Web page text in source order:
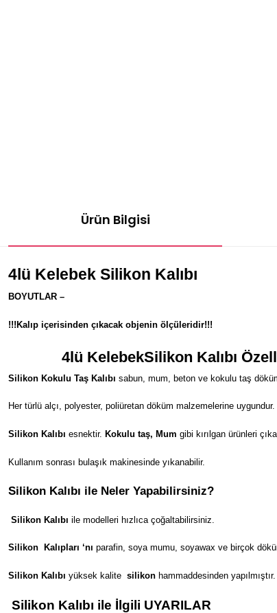
Ürün Bilgisi
4lü Kelebek Silikon Kalıbı
BOYUTLAR –
!!!Kalıp içerisinden çıkacak objenin ölçüleridir!!!
4lü KelebekSilikon Kalıbı
Silikon Kokulu Taş Kalıbı sabun, mum, beton ve kokulu taş
Her türlü alçı, polyester, poliüretan döküm malzemelerine uygundur.
Silikon Kalıbı esnektir. Kokulu taş, Mum gibi kırılgan ürünleri
Kullanım sonrası bulaşık makinesinde yıkanabilir.
Silikon Kalıbı ile Neler Yapabilirsiniz?
Silikon Kalıbı ile modelleri hızlıca çoğaltabilirsiniz.
Silikon Kalıpları ‘nı parafin, soya mumu, soyawax ve birçok
Silikon Kalıbı yüksek kalite silikon hammaddesinden
Silikon Kalıbı ile İlgili UYARILAR